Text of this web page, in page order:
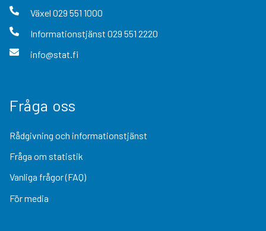
Växel 029 551 1000
Informationstjänst 029 551 2220
info@stat.fi
Fråga oss
Rådgivning och informationstjänst
Fråga om statistik
Vanliga frågor (FAQ)
För media